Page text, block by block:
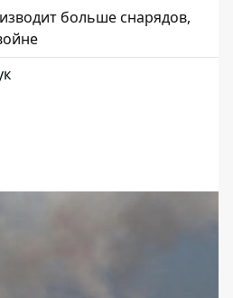
больше снарядов,